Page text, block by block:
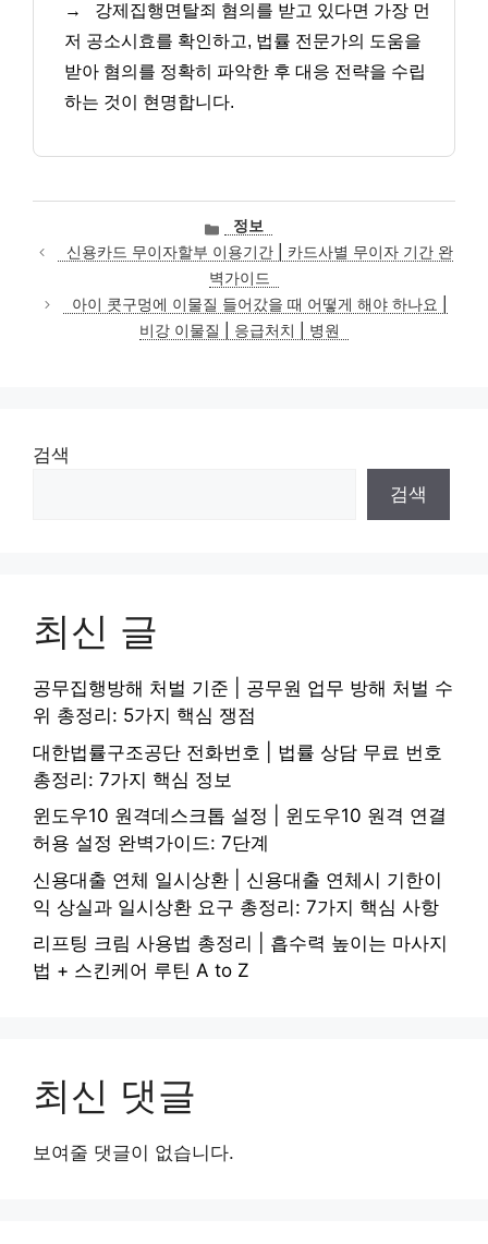
→
강제집행면탈죄 혐의를 받고 있다면 가장 먼
저 공소시효를 확인하고, 법률 전문가의 도움을
받아 혐의를 정확히 파악한 후 대응 전략을 수립
하는 것이 현명합니다.
카
테
고
리
정보
신용카드 무이자할부 이용기간 | 카드사별 무이자 기간 완
벽가이드
아이 콧구멍에 이물질 들어갔을 때 어떻게 해야 하나요 |
비강 이물질 | 응급처치 | 병원
검색
검색
최신 글
공무집행방해 처벌 기준 | 공무원 업무 방해 처벌 수
위 총정리: 5가지 핵심 쟁점
대한법률구조공단 전화번호 | 법률 상담 무료 번호
총정리: 7가지 핵심 정보
윈도우10 원격데스크톱 설정 | 윈도우10 원격 연결
허용 설정 완벽가이드: 7단계
신용대출 연체 일시상환 | 신용대출 연체시 기한이
익 상실과 일시상환 요구 총정리: 7가지 핵심 사항
리프팅 크림 사용법 총정리 | 흡수력 높이는 마사지
법 + 스킨케어 루틴 A to Z
최신 댓글
보여줄 댓글이 없습니다.